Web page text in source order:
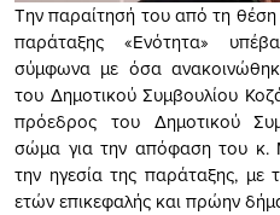
Την παραίτησή του από τη θέση
παράταξης «Ενότητα»
σύμφωνα με όσα
του Δημοτικού Συμβουλίου
πρόεδρος του Δημοτικού
σώμα για την απόφαση του κ.
την ηγεσία της παράταξης, με
ετών επικεφαλής και πρώην